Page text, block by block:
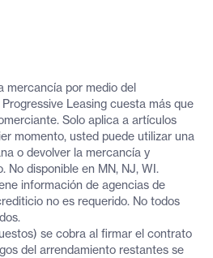
mercancía por medio del
Leasing cuesta más que
Solo aplica a artículos
momento, usted puede utilizar una
o devolver la mercancía y
No disponible en MN, NJ, WI.
información de agencias de
no es requerido. No todos
se cobra al firmar el contrato
del arrendamiento restantes se